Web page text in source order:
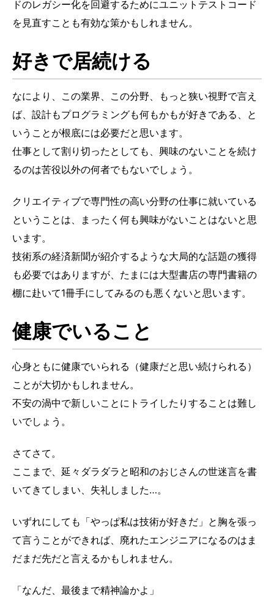
ドのレガシー化を回避するためにユニットテストコード
を見直すことも有効な策かもしれません。
好きで居続ける
なにより、この業界、この分野、もっと狭い視野で言え
ば、設計もプログラミングも何もかもが好きである、と
いうことが根底には必要だと思います。
仕事として割り切ったとしても、興味のないことを続け
るのは苦役以外の何者でもないでしょう。
クリエイティブで専門性の高い分野の仕事に就いている
ということは、まったく何も興味がないことはないと思
います。
技術系の経済新聞が紹介するような大局的な話題の獲得
も必要ではありますが、たまには大型書店の専門書籍の
棚に赴いて1冊手にしてみるのも悪くないと思います。
健康でいること
心身ともに健康でいられる（健康だと思い続けられる）
ことが大切かもしれません。
不安の渦中で新しいことにトライしたりすることは難し
いでしょう。
さてさて。
ここまで、延々ダラダラと昭和のおじさんの世迷言を書
いてきてしまい、失礼しました…。
いずれにしても「やっぱ私は技術が好きだ」と胸を張っ
て言うことができれば、廃れたエンジニアになるのはま
だまだ先だと言えるかもしれません。
「なんだ、最後まで精神論かよ」